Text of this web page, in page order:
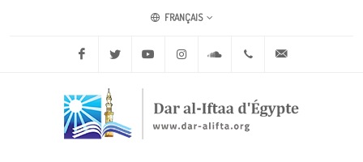
FRANÇAIS
Facebook Twitter Youtube Instagram Soundcloud+20 2 25970400